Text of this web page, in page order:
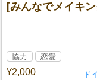
[みんなでメイキ
¥2,000
協力 恋愛
ド